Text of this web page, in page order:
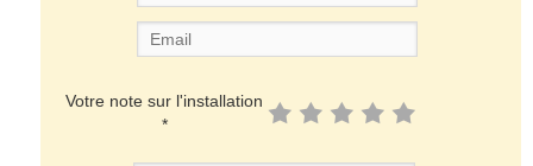
Votre note sur l'installation
*